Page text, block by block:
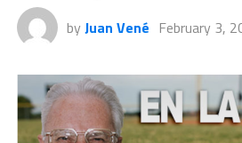
by Juan Vené February 3,